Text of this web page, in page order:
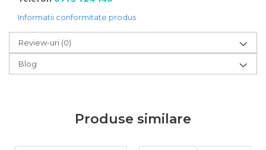
Informatii conformitate produs
Review-uri (0)
Blog
Produse similare